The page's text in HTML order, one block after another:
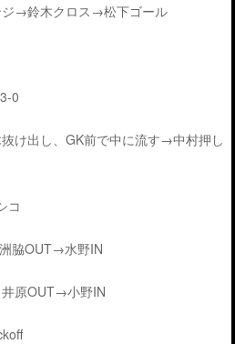
木クロス→松下ゴール
0
し、GK前で中に流す→中村押し
コ
OUT→水野IN
野IN